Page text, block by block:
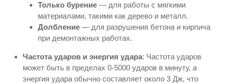
Только бурение — для работы с мягкими
материалами, такими как дерево и металл.
Долбление — для разрушения бетона и кирпича
при демонтажных работах.
Частота ударов и энергия удара: Частота ударов
может быть в пределах 0-5000 ударов в минуту, а
энергия удара обычно составляет около 3 Дж, что